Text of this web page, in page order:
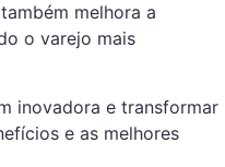
melhora a
o varejo mais
inovadora e transformar
e as melhores